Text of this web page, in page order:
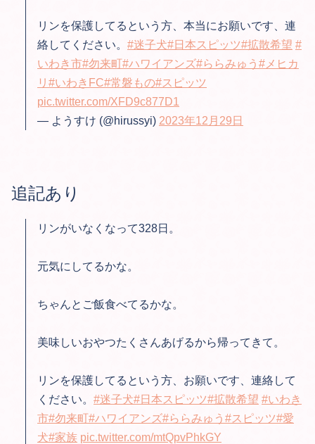
リンを保護してるという方、本当にお願いです、連
絡してください。 #迷子犬#日本スピッツ#拡散希望 #
いわき市#勿来町#ハワイアンズ#ららみゅう #メヒカ
リ #いわきFC#常磐もの#スピッツ
pic.twitter.com/XFD9c877D1
— ようすけ (@hirussyi) 2023年12月29日
追記あり
リンがいなくなって328日。
元気にしてるかな。
ちゃんとご飯食べてるかな。
美味しいおやつたくさんあげるから帰ってきて。
リンを保護してるという方、お願いです、連絡して
ください。 #迷子犬#日本スピッツ#拡散希望 #いわき
市#勿来町#ハワイアンズ#ららみゅう #スピッツ#愛
犬#家族 pic.twitter.com/mtQpvPhkGY